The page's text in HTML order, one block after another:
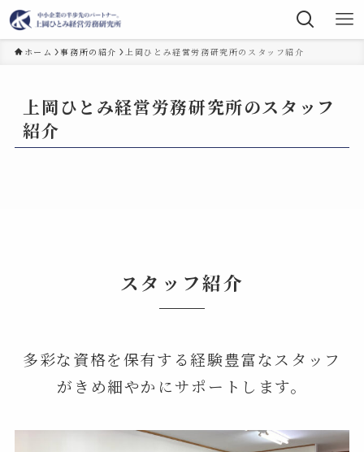
ホーム 事務所の紹介 上岡ひとみ経営労務研究所のスタッフ紹介
上岡ひとみ経営労務研究所のスタッフ
紹介
スタッフ紹介
多彩な資格を保有する経験豊富なスタッフ
がきめ細やかにサポートします。